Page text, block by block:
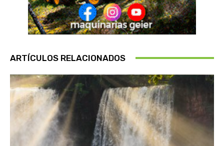
ARTÍCULOS RELACIONADOS